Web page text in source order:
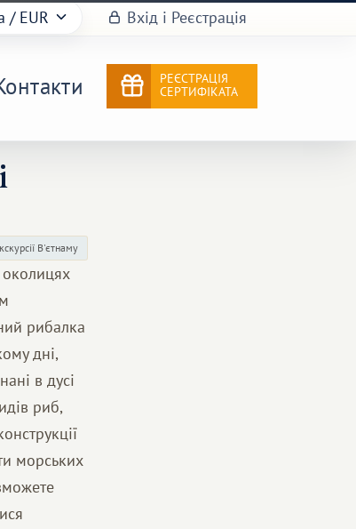
/ EUR Вхід і Реєстрація
РЕЄСТРАЦІЯ
СЕРТИФІКАТА
В'єтнаму
околицях
рибалка
дні,
в дусі
риб,
морських